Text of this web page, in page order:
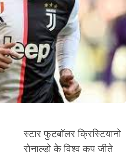
स्टार फुटबॉलर क्रिस्टियानो
रोनाल्डो के विश्व कप जीते